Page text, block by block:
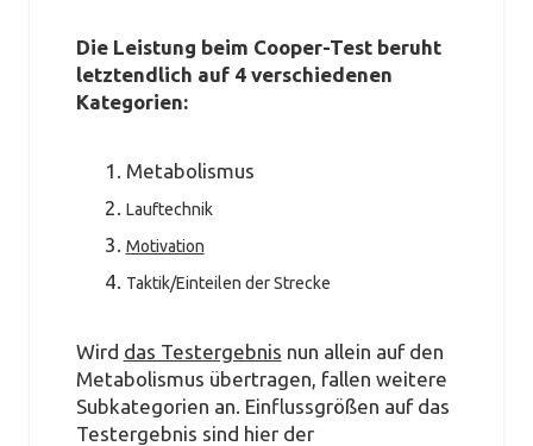
Die Leistung beim Cooper-Test beruht
letztendlich auf 4 verschiedenen
Kategorien:
Metabolismus
Lauftechnik
Motivation
Taktik/Einteilen der Strecke
Wird das Testergebnis nun allein auf den
Metabolismus übertragen, fallen weitere
Subkategorien an. Einflussgrößen auf das
Testergebnis sind hier der